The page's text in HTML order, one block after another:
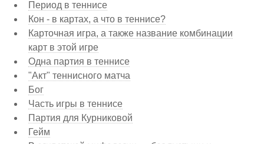
Период в теннисе
Кон - в картах, а что в теннисе?
Карточная игра, а также название комбинации
карт в этой игре
Одна партия в теннисе
"Акт" теннисного матча
Бог
Часть игры в теннисе
Партия для Курниковой
Гейм